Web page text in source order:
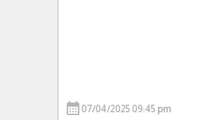
calendar_month07/04/2025 09:45 pm